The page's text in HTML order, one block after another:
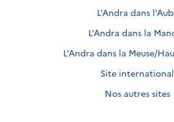
L'Andra dans
L'Andra dans la
L'Andra dans la Meuse/
Site international
Nos autres sites